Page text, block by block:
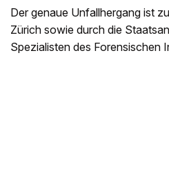
Der genaue Unfallhergang ist
Zürich sowie durch die
Spezialisten des Forensischen